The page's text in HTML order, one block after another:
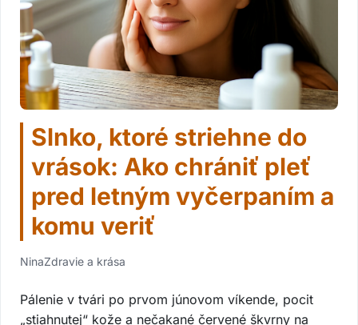
Slnko, ktoré striehne do
vrások: Ako chrániť pleť
pred letným vyčerpaním a
komu veriť
NinaZdravie a krása
Pálenie v tvári po prvom júnovom víkende, pocit
„stiahnutej“ kože a nečakané červené škvrny na